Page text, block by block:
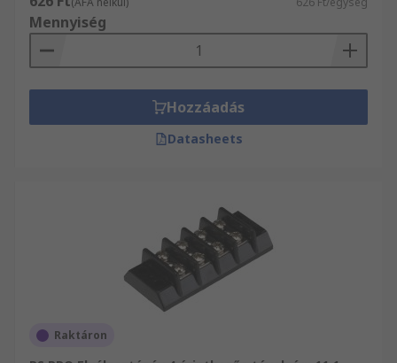
Mennyiség
Hozzáadás
Datasheets
Raktáron